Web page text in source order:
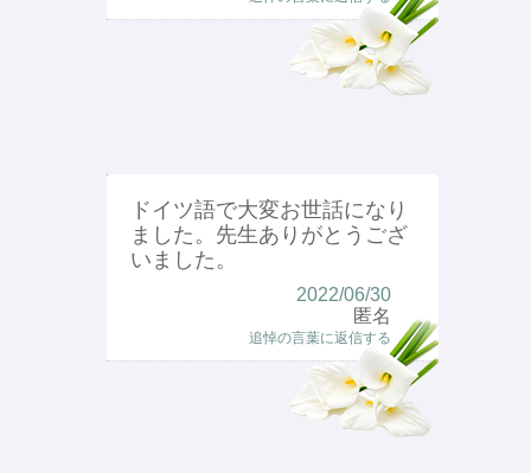
ドイツ語で大変お世話になり
ました。先生ありがとうござ
いました。
2022/06/30
匿名
追悼の言葉に返信する